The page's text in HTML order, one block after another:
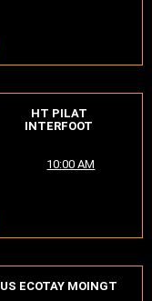
HT PILAT
INTERFOOT
10:00 AM
US ECOTAY MOINGT